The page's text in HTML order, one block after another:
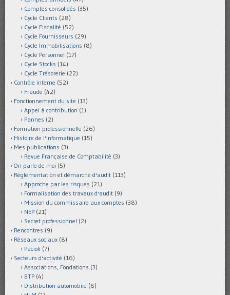
Comptes consolidés (35)
Cycle Clients (28)
Cycle Fiscalité (52)
Cycle Fournisseurs (29)
Cycle Immobilisations (8)
Cycle Personnel (17)
Cycle Stocks (14)
Cycle Trésorerie (22)
Contrôle interne (52)
Fraude (42)
Fonctionnement du site (13)
Appel à contribution (1)
Pannes (2)
Formation professionnelle (26)
Histoire de l'informatique (15)
Mes publications (3)
Revue Française de Comptabilité (3)
On parle de moi (5)
Réglementation et démarche d'audit (113)
Approche par les risques (21)
Formalisation des travaux d'audit (9)
Mission du commissaire aux comptes (38)
NEP (21)
Secret professionnel (2)
Rencontres (9)
Réseaux sociaux (8)
Pacioli (7)
Secteurs d'activité (16)
Associations, Fondations (3)
BTP (4)
Distribution automobile (8)